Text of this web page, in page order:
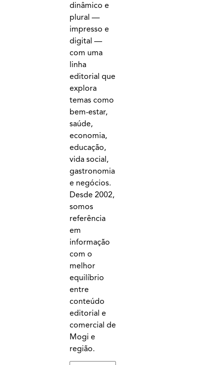
dinâmico e
plural —
impresso e
digital —
com uma
linha
editorial que
explora
temas como
bem-estar,
saúde,
economia,
educação,
vida social,
gastronomia
e negócios.
Desde 2002,
somos
referência
em
informação
com o
melhor
equilíbrio
entre
conteúdo
editorial e
comercial de
Mogi e
região.